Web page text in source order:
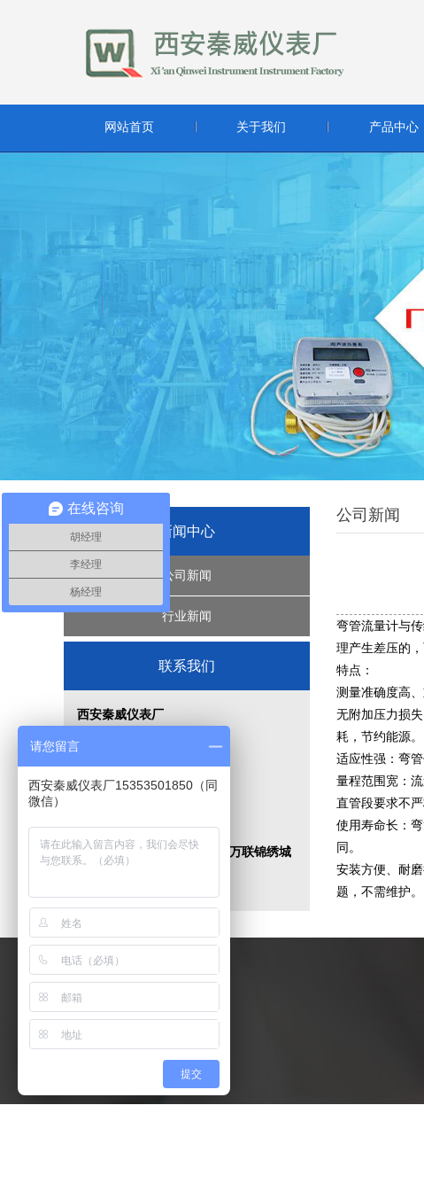
网站首页 关于我们 产品中心
新闻中心
公司新闻
行业新闻
联系我们
西安秦威仪表厂
电 话：029-84217893
手 机：15339101775
Q Q：2474344599
地 址：陕西省西安市周至县万联锦绣城
公司新闻
弯管流量计与
理产生差压的
特点：
测量准确度高
无附加压力损
耗，节约能源。
适应性强：弯
量程范围宽：
直管段要求不
使用寿命长：
同。
安装方便、耐
题，不需维护。
在线咨询
胡经理
李经理
杨经理
请您留言
西安秦威仪表厂15353501850（同
微信）
提交